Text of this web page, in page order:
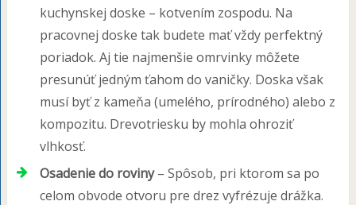
kuchynskej doske – kotvením zospodu. Na
pracovnej doske tak budete mať vždy perfektný
poriadok. Aj tie najmenšie omrvinky môžete
presunúť jedným ťahom do vaničky. Doska však
musí byť z kameňa (umelého, prírodného) alebo z
kompozitu. Drevotriesku by mohla ohroziť
vlhkosť.
Osadenie do roviny– Spôsob, pri ktorom sa po
celom obvode otvoru pre drez vyfrézuje drážka.